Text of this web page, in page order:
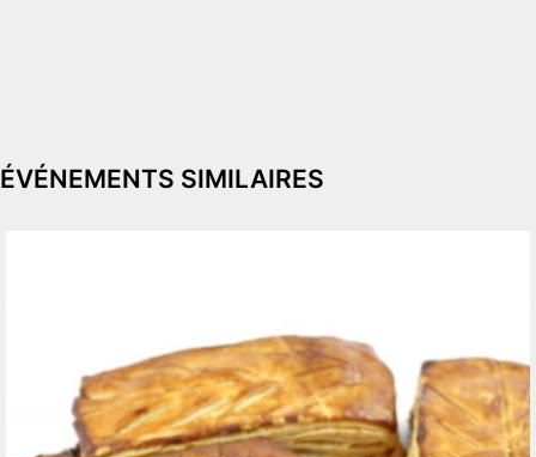
ÉVÉNEMENTS SIMILAIRES